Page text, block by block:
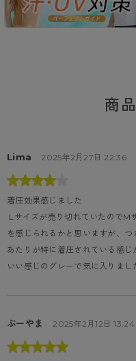
商
Lima 2025年2月27日 22:36
着圧効果感じました
を感じられるかと思いますが、
あたりが特に着圧されている感
いい感じのグレーで気に入りまし
ぶーやま 2025年2月12日 13:24